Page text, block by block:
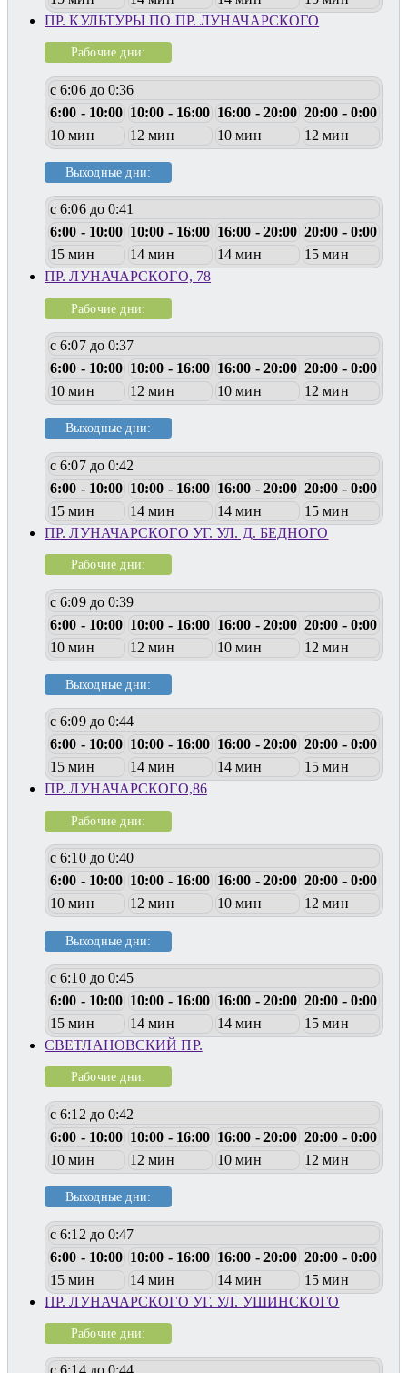
ПР. КУЛЬТУРЫ ПО ПР. ЛУНАЧАРСКОГО
Рабочие дни:
с 6:06 до 0:36
6:00 - 10:00 10:00 - 16:00 16:00 - 20:00 20:00 - 0:00
10 мин
12 мин 10 мин 12 мин
Выходные дни:
с 6:06 до 0:41
6:00 - 10:00 10:00 - 16:00 16:00 - 20:00 20:00 - 0:00
15 мин
14 мин 14 мин
15 мин
ПР. ЛУНАЧАРСКОГО, 78
Рабочие дни:
с 6:07 до 0:37
6:00 - 10:00 10:00 - 16:00 16:00 - 20:00 20:00 - 0:00
10 мин
12 мин 10 мин 12 мин
Выходные дни:
с 6:07 до 0:42
6:00 - 10:00 10:00 - 16:00 16:00 - 20:00 20:00 - 0:00
15 мин
14 мин 14 мин
15 мин
ПР. ЛУНАЧАРСКОГО УГ. УЛ. Д. БЕДНОГО
Рабочие дни:
с 6:09 до 0:39
6:00 - 10:00 10:00 - 16:00 16:00 - 20:00 20:00 - 0:00
10 мин
12 мин 10 мин 12 мин
Выходные дни:
с 6:09 до 0:44
6:00 - 10:00 10:00 - 16:00 16:00 - 20:00 20:00 - 0:00
15 мин
14 мин 14 мин
15 мин
ПР. ЛУНАЧАРСКОГО,86
Рабочие дни:
с 6:10 до 0:40
6:00 - 10:00 10:00 - 16:00 16:00 - 20:00 20:00 - 0:00
10 мин
12 мин 10 мин 12 мин
Выходные дни:
с 6:10 до 0:45
6:00 - 10:00 10:00 - 16:00 16:00 - 20:00 20:00 - 0:00
15 мин
14 мин 14 мин
15 мин
СВЕТЛАНОВСКИЙ ПР.
Рабочие дни:
с 6:12 до 0:42
6:00 - 10:00 10:00 - 16:00 16:00 - 20:00 20:00 - 0:00
10 мин
12 мин 10 мин 12 мин
Выходные дни:
с 6:12 до 0:47
6:00 - 10:00 10:00 - 16:00 16:00 - 20:00 20:00 - 0:00
15 мин
14 мин 14 мин
15 мин
ПР. ЛУНАЧАРСКОГО УГ. УЛ. УШИНСКОГО
Рабочие дни: